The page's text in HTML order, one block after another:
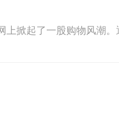
掀起了一股购物风